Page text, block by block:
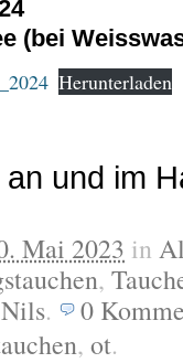
(bei
Herunterladen
und im
Mai 2023 in
,
Nils. 0
, ot.